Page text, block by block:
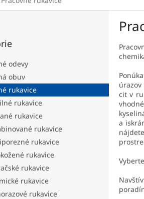
odevy
obuv
rukavice
rukavice
rukavice
rukavice
rukavice
rukavice
rukavice
rukavice
rukavice
cit v
vhodné
a